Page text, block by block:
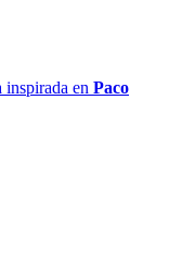
inspirada en Paco